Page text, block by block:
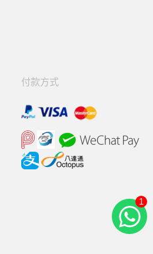
付款方式
1